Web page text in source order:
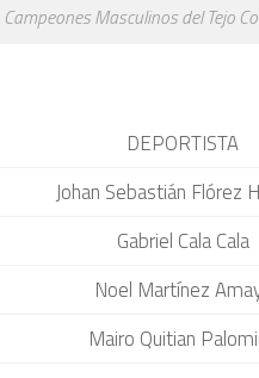
Campeones Masculinos del Tejo
DEPORTISTA
Johan Sebastián Flórez
Gabriel Cala Cala
Noel Martínez
Mairo Quitian